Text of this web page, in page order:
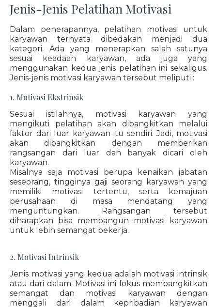
Jenis-Jenis Pelatihan Motivasi
Dalam penerapannya, pelatihan motivasi untuk
karyawan ternyata dibedakan menjadi dua
kategori. Ada yang menerapkan salah satunya
sesuai keadaan karyawan, ada juga yang
menggunakan kedua jenis pelatihan ini sekaligus.
Jenis-jenis motivasi karyawan tersebut meliputi :
1. Motivasi Ekstrinsik
Sesuai istilahnya, motivasi karyawan yang
mengikuti pelatihan akan dibangkitkan melalui
faktor dari luar karyawan itu sendiri. Jadi, motivasi
akan dibangkitkan dengan memberikan
rangsangan dari luar dan banyak dicari oleh
karyawan.
Misalnya saja motivasi berupa kenaikan jabatan
seseorang, tingginya gaji seorang karyawan yang
memiliki motivasi tertentu, serta kemajuan
perusahaan di masa mendatang yang
menguntungkan. Rangsangan tersebut
diharapkan bisa membangun motivasi karyawan
untuk lebih semangat bekerja.
2. Motivasi Intrinsik
Jenis motivasi yang kedua adalah motivasi intrinsik
atau dari dalam. Motivasi ini fokus membangkitkan
semangat dan motivasi karyawan dengan
menggali dari dalam kepribadian karyawan